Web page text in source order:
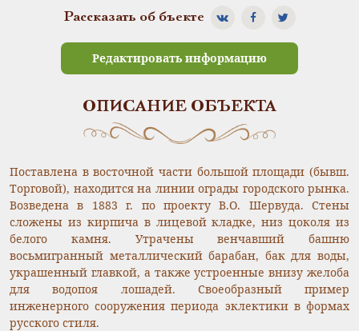
Рассказать об бъекте
Редактировать информацию
ОПИСАНИЕ ОБЪЕКТА
Поставлена в восточной части большой площади (бывш.
Торговой), находится на линии ограды городского рынка.
Возведена в 1883 г. по проекту В.О. Шервуда. Стены
сложены из кирпича в лицевой кладке, низ цоколя из
белого камня. Утрачены венчавший башню
восьмигранный металлический барабан, бак для воды,
украшенный главкой, а также устроенные внизу желоба
для водопоя лошадей. Своеобразный пример
инженерного сооружения периода эклектики в формах
русского стиля.